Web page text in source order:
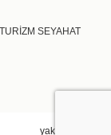
SEYAHAT
yakadigital